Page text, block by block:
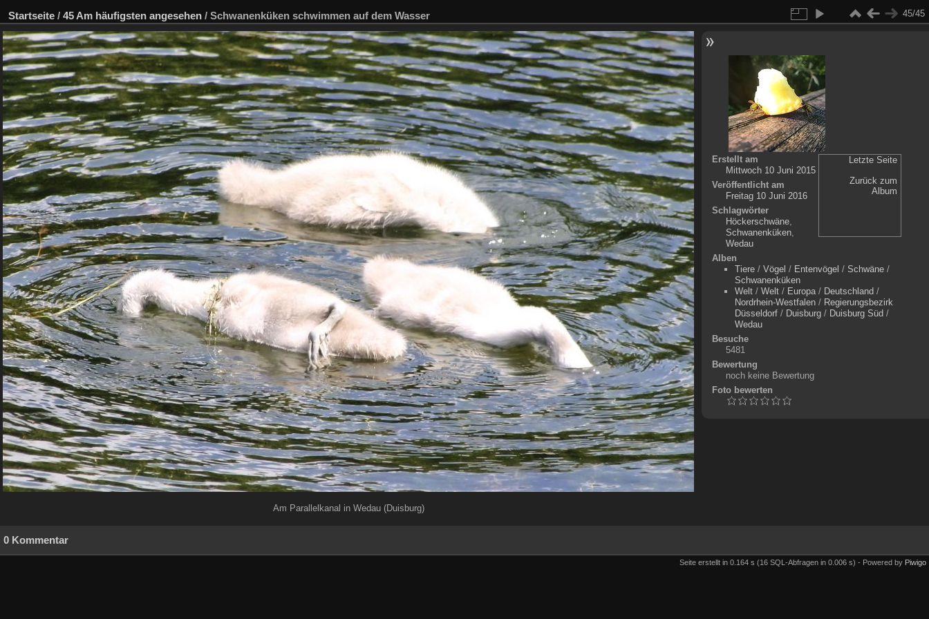
Startseite / 45 Am häufigsten angesehen / Schwanenküken schwimmen auf dem Wasser 45/45
Am Parallelkanal in Wedau (Duisburg)
Letzte Seite
Zurück zum
Album
Erstellt am
Mittwoch 10 Juni 2015
Veröffentlicht am
Freitag 10 Juni 2016
Schlagwörter
Höckerschwäne,
Schwanenküken,
Wedau
Alben
Tiere/ Vögel / Entenvögel / Schwäne/
Schwanenküken
Welt/ Welt/ Europa/ Deutschland /
Nordrhein-Westfalen/ Regierungsbezirk
Düsseldorf/ Duisburg/ Duisburg Süd /
Wedau
Besuche
5481
Bewertung
noch keine Bewertung
Foto bewerten
0 Kommentar
Seite erstellt in 0.164 s (16 SQL-Abfragen in 0.006 s) - Powered by Piwigo